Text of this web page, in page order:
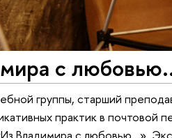
с
группы, старший
практик в почтовой